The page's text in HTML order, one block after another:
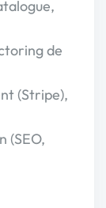
de
(Stripe),
(SEO,